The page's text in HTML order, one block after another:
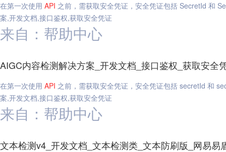
在第一次使用 API 之前，需获取安全凭证，安全凭证包括 SecretId 和
案,开发文档,接口鉴权,获取安全凭证
来自：帮助中心
AIGC内容检测解决方案_开发文档_接口鉴权_获取安全
在第一次使用 API 之前，需获取安全凭证，安全凭证包括 secretId 和
案,开发文档,接口鉴权,获取安全凭证
来自：帮助中心
文本检测v4_开发文档_文本检测类_文本防刷版_网易易